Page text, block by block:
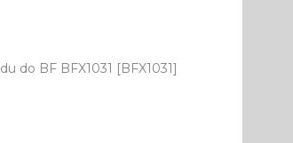
do BF BFX1031 [BFX1031]